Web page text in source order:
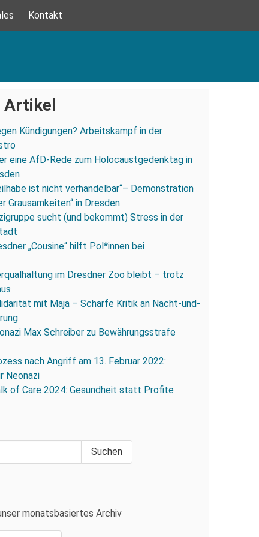
Kontakt
Artikel
Kündigungen? Arbeitskampf in der
eine AfD-Rede zum Holocaustgedenktag in
ist nicht verhandelbar“– Demonstration
Grausamkeiten“ in Dresden
sucht (und bekommt) Stress in der
„Cousine“ hilft Pol*innen bei
im Dresdner Zoo bleibt – trotz
mit Maja – Scharfe Kritik an Nacht-und-
Max Schreiber zu Bewährungsstrafe
nach Angriff am 13. Februar 2022:
Neonazi
of Care 2024: Gesundheit statt Profite
monatsbasiertes Archiv